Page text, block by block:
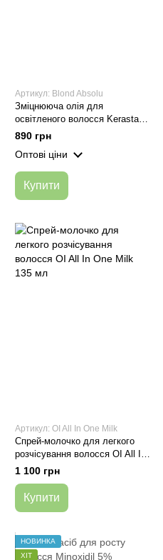
Артикул: Blond Absolu
Зміцнююча олія для
освітленого волосся Kerastase
Blond Absolu Cicagloss 30 мл
890 грн
Оптові ціни
Купити
Артикул: OI All In One Milk
Спрей-молочко для легкого
розчісування волосся OI All In
One Milk 135 мл
1 100 грн
Купити
НОВИНКА
ХІТ